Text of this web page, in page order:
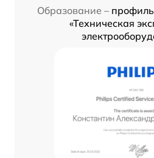
Образование –
«Техническая